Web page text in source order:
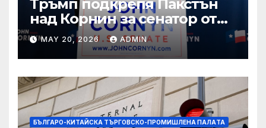
Тръмп подкрепя Пакстън
над Корнин за сенатор от
Тексас в шокираща
подкрепа
MAY 20, 2026 ADMIN
БЪЛГАРО-КИТАЙСКА ТЪРГОВСКО-ПРОМИШЛЕНА ПАЛAТА